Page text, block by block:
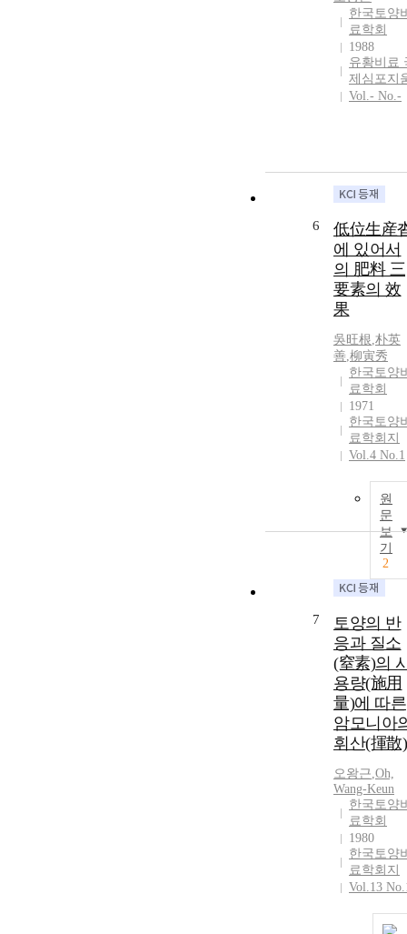
한국토양
료학회
1988
유황비료
제심포지
Vol.- No.-
6
低位生産
에 있어서
의 肥料 三
要素의 效
果
吳旺根,朴英
善,柳寅秀
한국토양
료학회
1971
한국토양
료학회지
Vol.4 No.1
원
문
보
기
2
7
토양의 반
응과 질소
(窒素)의
용량(施用
量)에 따른
암모니아
휘산(揮散)
오왕근,Oh,
Wang-Keun
한국토양
료학회
1980
한국토양
료학회지
Vol.13